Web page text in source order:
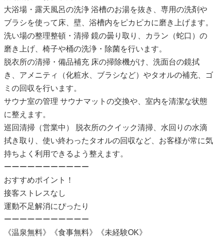
大浴場・露天風呂の洗浄 浴槽のお湯を抜き、専用の洗剤や
ブラシを使って床、壁、浴槽内をピカピカに磨き上げます。
洗い場の整理整頓・清掃 鏡の曇り取り、カラン（蛇口）の
磨き上げ、椅子や桶の洗浄・除菌を行います。
脱衣所の清掃・備品補充 床の掃除機がけ、洗面台の鏡拭
き、アメニティ（化粧水、ブラシなど）やタオルの補充、ゴ
ミの回収を行います。
サウナ室の管理 サウナマットの交換や、室内を清潔な状態
に整えます。
巡回清掃（営業中） 脱衣所のクイック清掃、水回りの水滴
拭き取り、使い終わったタオルの回収など、お客様が常に気
持ちよく利用できるよう整えます。
ーーーーーーーーーーー
おすすめポイント！
接客ストレスなし
運動不足解消にぴったり
ーーーーーーーーーーー
《温泉無料》《食事無料》《未経験OK》